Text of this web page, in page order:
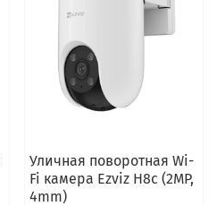
Уличная поворотная Wi-
Fi камера Ezviz H8c (2MP,
4mm)